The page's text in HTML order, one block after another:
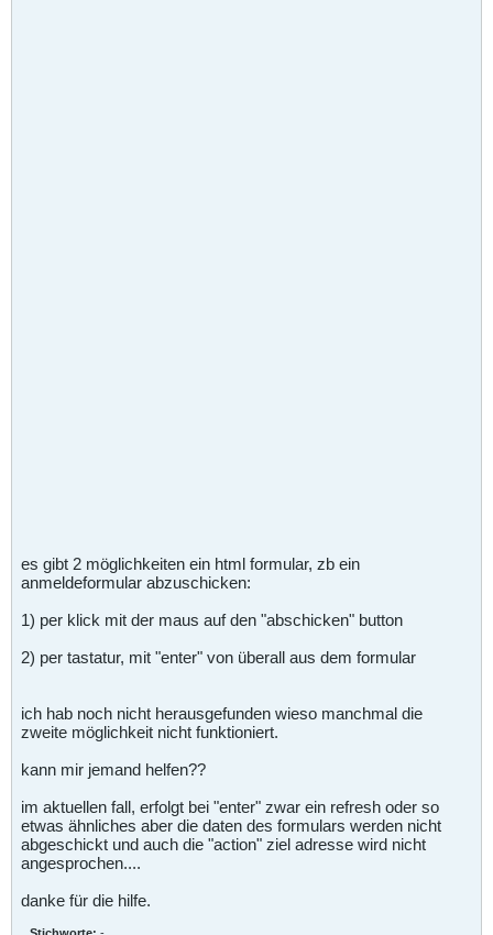
es gibt 2 möglichkeiten ein html formular, zb ein
anmeldeformular abzuschicken:
1) per klick mit der maus auf den "abschicken" button
2) per tastatur, mit "enter" von überall aus dem formular
ich hab noch nicht herausgefunden wieso manchmal die
zweite möglichkeit nicht funktioniert.
kann mir jemand helfen??
im aktuellen fall, erfolgt bei "enter" zwar ein refresh oder so
etwas ähnliches aber die daten des formulars werden nicht
abgeschickt und auch die "action" ziel adresse wird nicht
angesprochen....
danke für die hilfe.
Stichworte: -